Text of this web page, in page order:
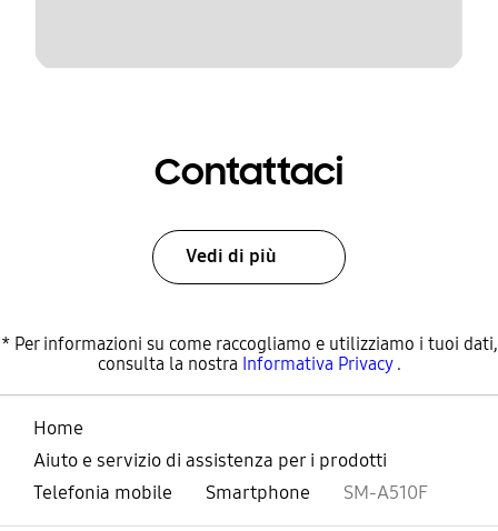
Contattaci
Vedi di più
* Per informazioni su come raccogliamo e utilizziamo i tuoi dati,
consulta la nostra Informativa Privacy.
Home
Aiuto e servizio di assistenza per i prodotti
Telefonia mobile
Smartphone SM-A510F